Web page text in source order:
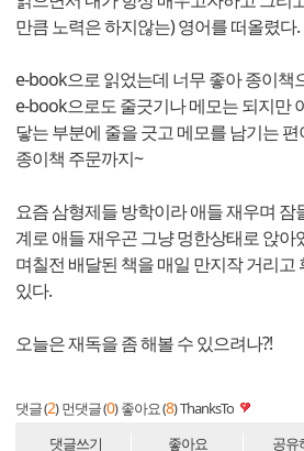
만큼 노력은 하지않는) 영어를 떠올렸다.
e-book으로 읽었는데 너무 좋아 종이책
e-book으로도 줄긋기나 메모는 되지만
닿는 부분에 줄을 긋고 메모를 남기는
종이책 주문까지~
요즘 삼형제들 방학이라 애들 재우며 잠
계로 애들 재우곤 그냥 멍한상태로 앉아
며칠전 배달된 책을 매일 만지작 거리고
있다.
오늘은 재독을 좀 해볼 수 있으려나?!
댓글 (2) 먼댓글 (0) 좋아요 (8)ThanksTo
댓글쓰기 좋아요 공유